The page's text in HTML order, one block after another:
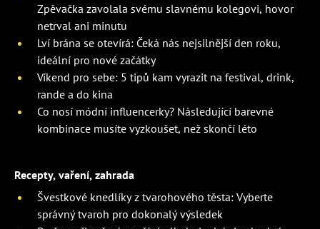
Zpěvačka zavolala svému slavnému kolegovi, hovor
netrval ani minutu
Lví brána se otevírá: Čeká nás nejsilnější den roku,
ideální pro nové začátky
Víkend pro sebe: 5 tipů kam vyrazit na festival, drink,
rande a do kina
Co nosí módní influencerky? Následující barevné
kombinace musíte vyzkoušet, než skončí léto
Recepty, vaření, zahrada
Švestkové knedlíky z tvarohového těsta: Vyberte
správný tvaroh pro dokonalý výsledek